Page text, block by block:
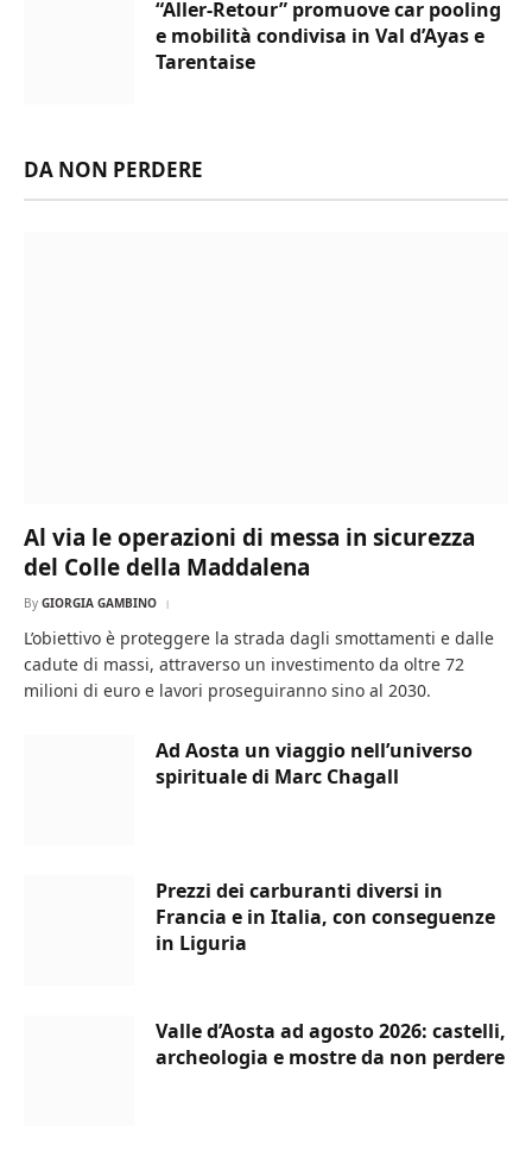
“Aller-Retour” promuove car pooling
e mobilità condivisa in Val d’Ayas e
Tarentaise
DA NON PERDERE
Al via le operazioni di messa in sicurezza
del Colle della Maddalena
By GIORGIA GAMBINO
L’obiettivo è proteggere la strada dagli smottamenti e dalle
cadute di massi, attraverso un investimento da oltre 72
milioni di euro e lavori proseguiranno sino al 2030.
Ad Aosta un viaggio nell’universo
spirituale di Marc Chagall
Prezzi dei carburanti diversi in
Francia e in Italia, con conseguenze
in Liguria
Valle d’Aosta ad agosto 2026: castelli,
archeologia e mostre da non perdere